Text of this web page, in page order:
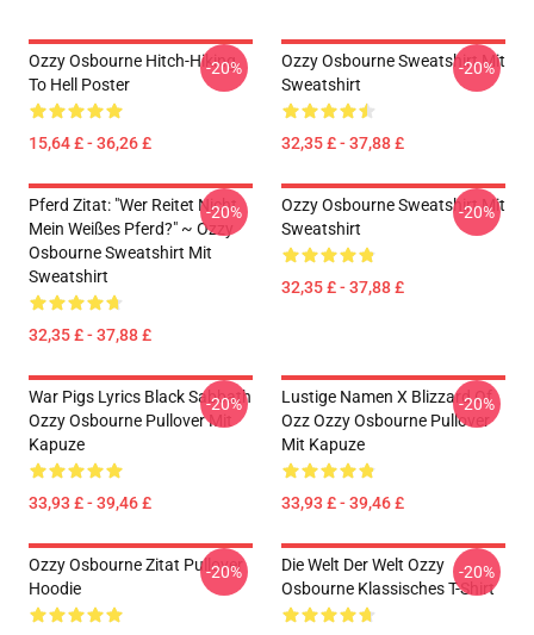
Ozzy Osbourne Hitch-Hiking
To Hell Poster
15,64 £ - 36,26 £
-20%
Ozzy Osbourne Sweatshirt Mit
Sweatshirt
32,35 £ - 37,88 £
-20%
Pferd Zitat: "Wer Reitet Nicht
Mein Weißes Pferd?" ~ Ozzy
Osbourne Sweatshirt Mit
Sweatshirt
32,35 £ - 37,88 £
-20%
Ozzy Osbourne Sweatshirt Mit
Sweatshirt
32,35 £ - 37,88 £
-20%
War Pigs Lyrics Black Sabbath
Ozzy Osbourne Pullover Mit
Kapuze
33,93 £ - 39,46 £
-20%
Lustige Namen X Blizzard Of
Ozz Ozzy Osbourne Pullover
Mit Kapuze
33,93 £ - 39,46 £
-20%
Ozzy Osbourne Zitat Pullover
Hoodie
-20%
Die Welt Der Welt Ozzy
Osbourne Klassisches T-Shirt
-20%